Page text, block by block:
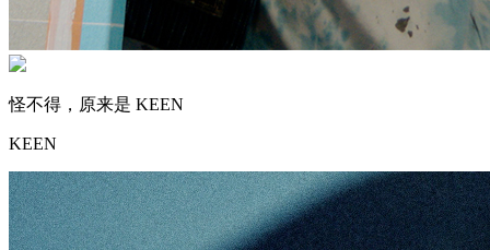
怪不得，原来是 KEEN
KEEN